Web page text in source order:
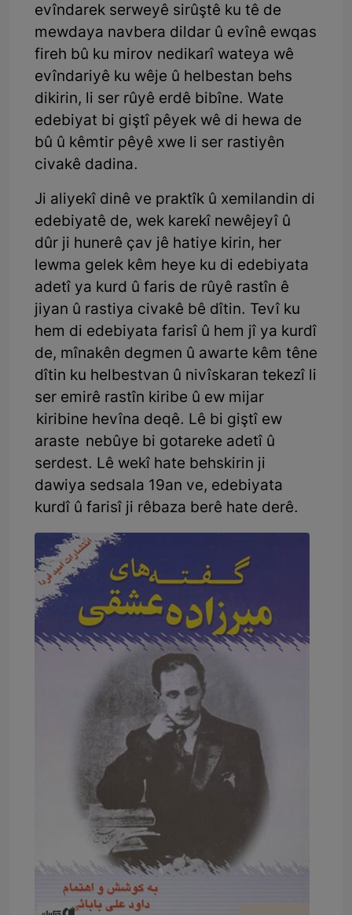
evîndarek serweyê sirûştê ku tê de
mewdaya navbera dildar û evînê ewqas
fireh bû ku mirov nedikarî wateya wê
evîndariyê ku wêje û helbestan behs
dikirin, li ser rûyê erdê bibîne. Wate
edebiyat bi giştî pêyek wê di hewa de
bû û kêmtir pêyê xwe li ser rastiyên
civakê dadina.
Ji aliyekî dinê ve praktîk û xemilandin di
edebiyatê de, wek karekî newêjeyî û
dûr ji hunerê çav jê hatiye kirin, her
lewma gelek kêm heye ku di edebiyata
adetî ya kurd û faris de rûyê rastîn ê
jiyan û rastiya civakê bê dîtin. Tevî ku
hem di edebiyata farisî û hem jî ya kurdî
de, mînakên degmen û awarte kêm têne
dîtin ku helbestvan û nivîskaran tekezî li
ser emirê rastîn kiribe û ew mijar
kiribine hevîna deqê. Lê bi giştî ew
araste nebûye bi gotareke adetî û
serdest. Lê wekî hate behskirin ji
dawiya sedsala 19an ve, edebiyata
kurdî û farisî ji rêbaza berê hate derê.